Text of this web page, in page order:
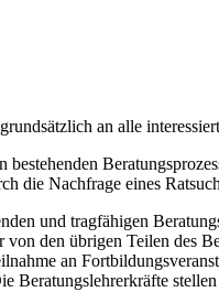
an alle
die Nachfrage eines
und tragfähigen
den übrigen Teilen des
an
Beratungslehrerkräfte